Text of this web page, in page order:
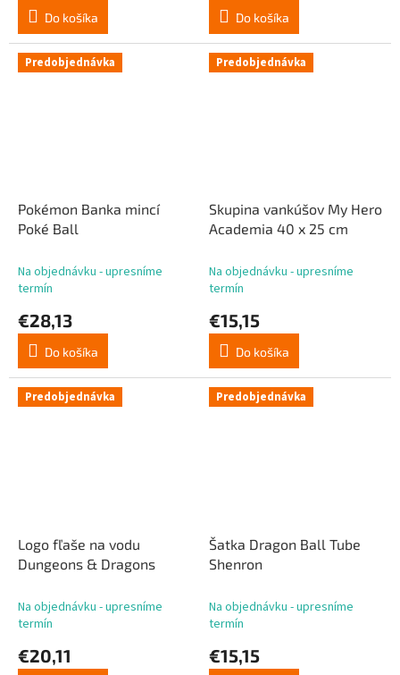
Do košíka Do košíka
Predobjednávka
Pokémon Banka mincí
Poké Ball
Na objednávku - upresníme
termín
€28,13
Do košíka
Predobjednávka
Skupina vankúšov My Hero
Academia 40 x 25 cm
Na objednávku - upresníme
termín
€15,15
Do košíka
Predobjednávka
Logo fľaše na vodu
Dungeons & Dragons
Na objednávku - upresníme
termín
€20,11
Predobjednávka
Šatka Dragon Ball Tube
Shenron
Na objednávku - upresníme
termín
€15,15